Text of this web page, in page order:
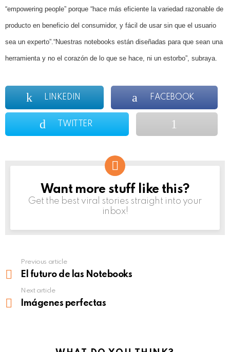
“empowering people” porque “hace más eficiente la variedad razonable de
producto en beneficio del consumidor, y fácil de usar sin que el usuario
sea un experto”. “Nuestras notebooks están diseñadas para que sean una
herramienta y no el corazón de lo que se hace, ni un estorbo”, subraya.
LINKEDIN FACEBOOK
TWITTER
NEWSLETTER
Want more stuff like this?
Get the best viral stories straight into your
inbox!
more
Previous article
El futuro de las Notebooks
Next article
Imágenes perfectas